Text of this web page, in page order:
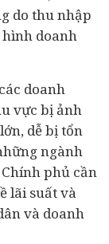
do thu nhập
doanh
doanh
vực bị ảnh
dễ bị tổn
ngành
phủ cần
lãi suất và
và doanh